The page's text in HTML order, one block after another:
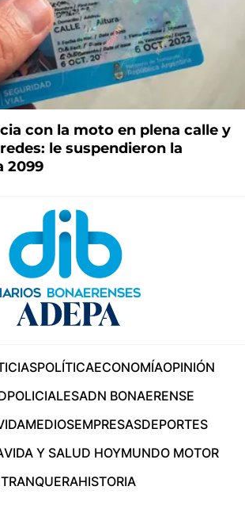
con la moto en plena calle y
le suspendieron la
2099
POLÍTICAECONOMÍAOPINIÓN
POLICIALESADN BONAERENSE
MEDIOSEMPRESASDEPORTES
VIDA Y SALUD HOYMUNDO MOTOR
TRANQUERAHISTORIA